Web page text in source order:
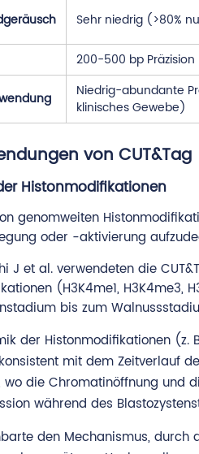
Sehr niedrig (>80%
200-500 bp Präzision
Niedrig-abundante
klinisches Gewebe)
von CUT&Tag
Histonmodifikationen
genomweiten
oder -aktivierung
J et al. verwendeten die
(H3K4me1, H3K4me3,
bis zum
der Histonmodifikationen (z.
mit dem Zeitverlauf
wo die Chromatinöffnung und
während des
den Mechanismus, durch